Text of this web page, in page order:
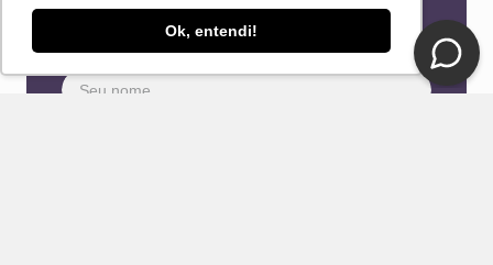
Ok, entendi!
Newsletter
Receba novidades e ofertas exclusivas em seu
e-mail!